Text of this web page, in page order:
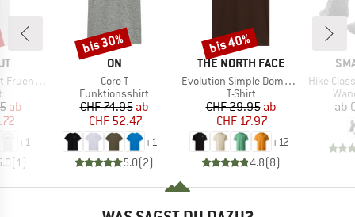
Preis
ab
+1
(1)
MARKE
ON
Artikel
Core-T
Produktgruppe
Funktionsshirt
Preis
CHF 74.95reduzierter Preis
ab
CHF 52.47
+1
5.0(2)
Rabatt
bis 30%
MARKE
THE NORTH FACE
Artikel
Evolution Simple Dome Short Sleeve
Produktgruppe
T-Shirt
Preis
CHF 29.95reduzierter Preis
ab
CHF 17.97
+12
4.8(8)
Rabatt
bis 40%
Artikel
Hike Classic Edition
ab